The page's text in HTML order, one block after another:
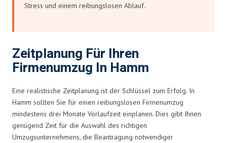
Stress und einem reibungslosen Ablauf.
Zeitplanung Für Ihren
Firmenumzug In Hamm
Eine realistische Zeitplanung ist der Schlüssel zum Erfolg. In
Hamm sollten Sie für einen reibungslosen Firmenumzug
mindestens drei Monate Vorlaufzeit einplanen. Dies gibt Ihnen
genügend Zeit für die Auswahl des richtigen
Umzugsunternehmens, die Beantragung notwendiger